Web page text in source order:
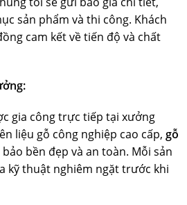
sản phẩm và thi công. Khách
cam kết về tiến độ và chất
gia công trực tiếp tại xưởng
liệu gỗ công nghiệp cao cấp, gỗ
bền đẹp và an toàn. Mỗi sản
kỹ thuật nghiêm ngặt trước khi